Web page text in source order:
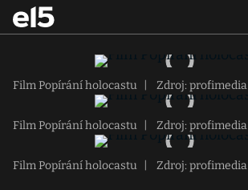
Film Popírání holocastu Zdroj: profimedia
Film Popírání holocastu Zdroj: profimedia
Film Popírání holocastu Zdroj: profimedia